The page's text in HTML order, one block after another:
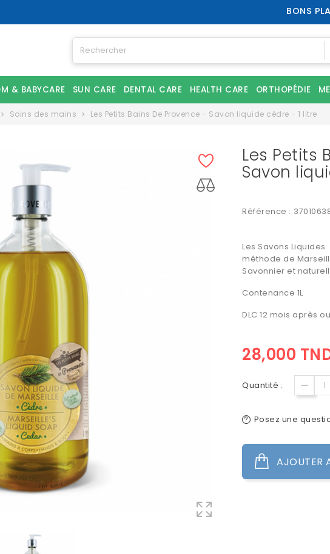
BONS
& BABYCARE SUN CARE DENTAL CARE HEALTH CARE ORTHOPÉDIE
Soins des mains Les Petits Bains De Provence - Savon liquide cèdre - 1 litre
Les Petits
Savon
Référence :
Les Savons
méthode de
Savonnier et
Contenance 1L
DLC 12 mois après
28,000
Quantité :
Posez une
AJOUTER